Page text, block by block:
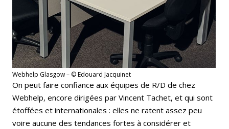
Webhelp Glasgow – © Edouard Jacquinet
On peut faire confiance aux équipes de R/D de chez
Webhelp, encore dirigées par Vincent Tachet, et qui sont
étoffées et internationales : elles ne ratent assez peu
voire aucune des tendances fortes à considérer et